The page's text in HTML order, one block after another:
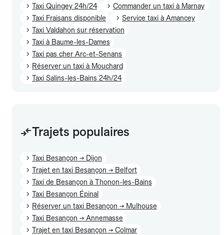
Taxi Quingey 24h/24
Commander un taxi à Marnay
Taxi Fraisans disponible
Service taxi à Amancey
Taxi Valdahon sur réservation
Taxi à Baume-les-Dames
Taxi pas cher Arc-et-Senans
Réserver un taxi à Mouchard
Taxi Salins-les-Bains 24h/24
Trajets populaires
Taxi Besançon → Dijon
Trajet en taxi Besançon → Belfort
Taxi de Besançon à Thonon-les-Bains
Taxi Besançon Épinal
Réserver un taxi Besançon → Mulhouse
Taxi Besançon → Annemasse
Trajet en taxi Besançon → Colmar